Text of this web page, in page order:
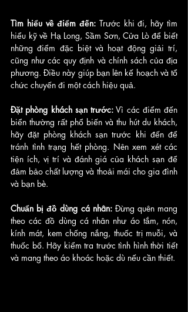
Tìm hiểu về điểm đến: Trước khi đi, hãy tìm
hiểu kỹ về Hạ Long, Sầm Sơn, Cửa Lò để biết
những điểm đặc biệt và hoạt động giải trí,
cũng như các quy định và chính sách của địa
phương. Điều này giúp bạn lên kế hoạch và tổ
chức chuyến đi một cách hiệu quả.
Đặt phòng khách sạn trước: Vì các điểm đến
biển thường rất phổ biến và thu hút du khách,
hãy đặt phòng khách sạn trước khi đến để
tránh tình trạng hết phòng. Nên xem xét các
tiện ích, vị trí và đánh giá của khách sạn để
đảm bảo chất lượng và thoải mái cho gia đình
và bạn bè.
Chuẩn bị đồ dùng cá nhân: Đừng quên mang
theo các đồ dùng cá nhân như áo tắm, nón,
kính mát, kem chống nắng, thuốc trị muỗi, và
thuốc bổ. Hãy kiểm tra trước tình hình thời tiết
và mang theo áo khoác hoặc dù nếu cần thiết.